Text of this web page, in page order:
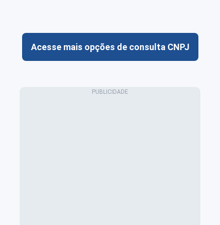
Acesse mais opções de consulta CNPJ